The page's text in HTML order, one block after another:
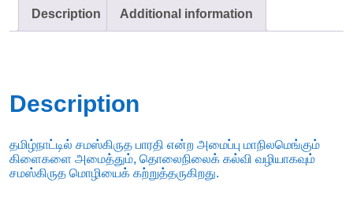
Description Additional information
Description
தமிழ்நாட்டில் சமஸ்கிருத பாரதி என்ற அமைப்பு மாநிலமெங்கும்
கிளைகளை அமைத்தும், தொலைநிலைக் கல்வி வழியாகவும்
சமஸ்கிருத மொழியைக் கற்றுத்தருகிறது.